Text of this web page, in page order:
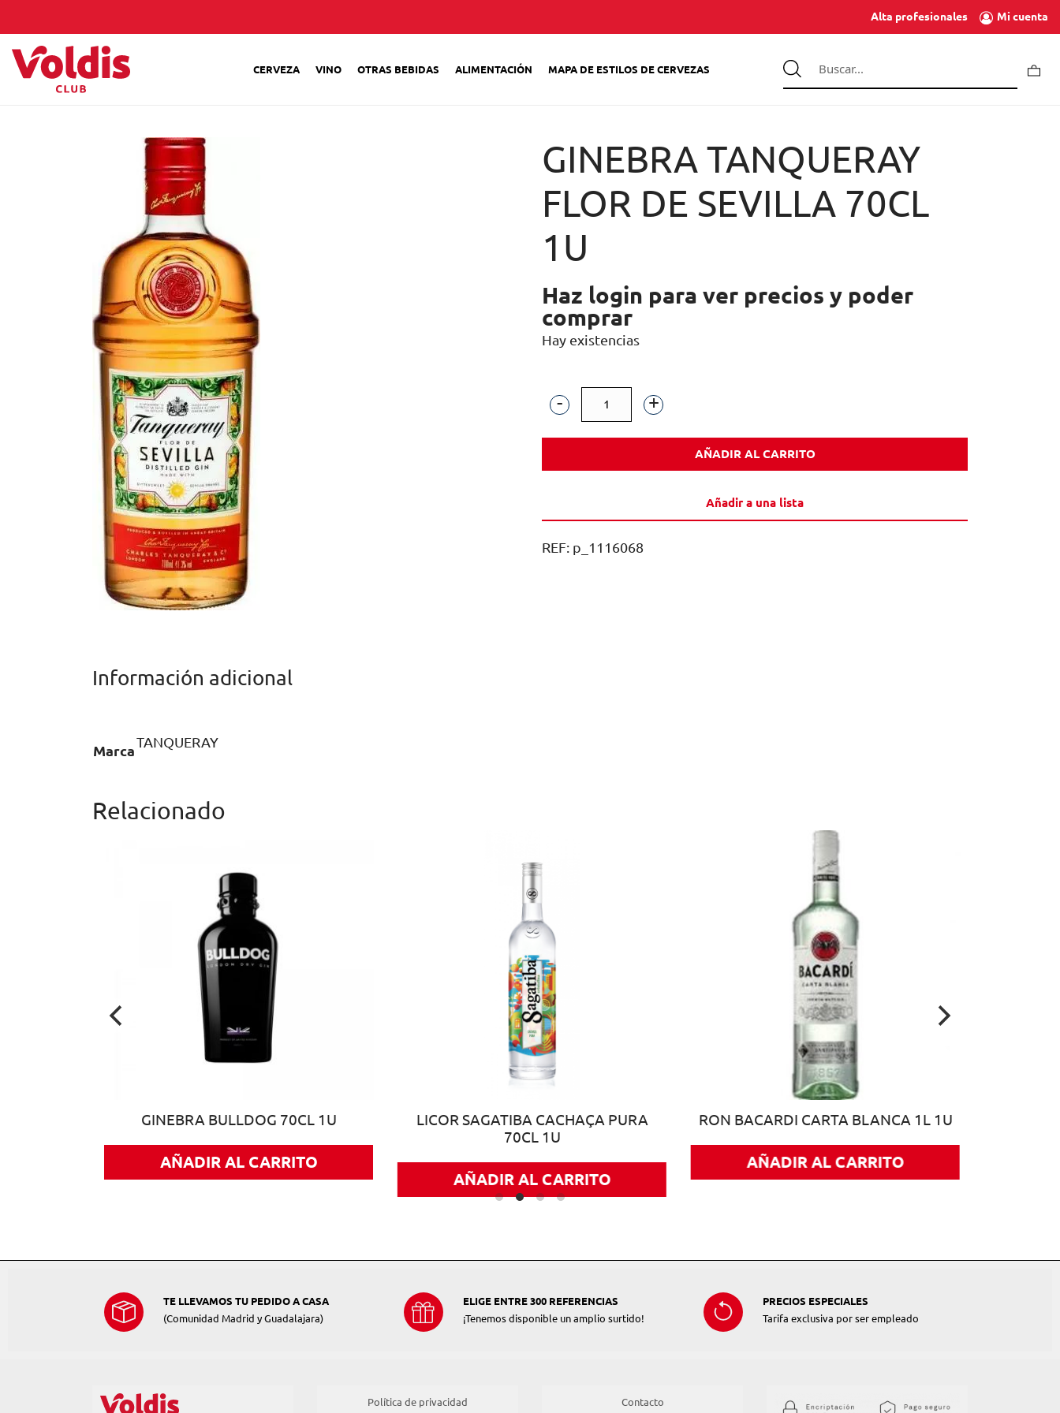
Alta profesionales Mi cuenta
CERVEZA VINO OTRAS BEBIDAS ALIMENTACIÓN MAPA DE ESTILOS DE CERVEZAS
GINEBRA TANQUERAY
FLOR DE SEVILLA 70CL
1U
Haz login para ver precios y poder
comprar
Hay existencias
GINEBRA
TANQUERAY
1U
AÑADIR AL CARRITO
Añadir a una lista
REF: p_1116068
Información adicional
Marca
TANQUERAY
Relacionado
GINEBRA BULLDOG 70CL 1U
AÑADIR AL CARRITO
LICOR SAGATIBA CACHAÇA PURA
70CL 1U
AÑADIR AL CARRITO
RON BACARDI CARTA BLANCA 1L 1U
AÑADIR AL CARRITO
TE LLEVAMOS TU PEDIDO A CASA
(Comunidad Madrid y Guadalajara)
ELIGE ENTRE 300 REFERENCIAS
¡Tenemos disponible un amplio surtido!
PRECIOS ESPECIALES
Tarifa exclusiva por ser empleado
Política de privacidad Contacto